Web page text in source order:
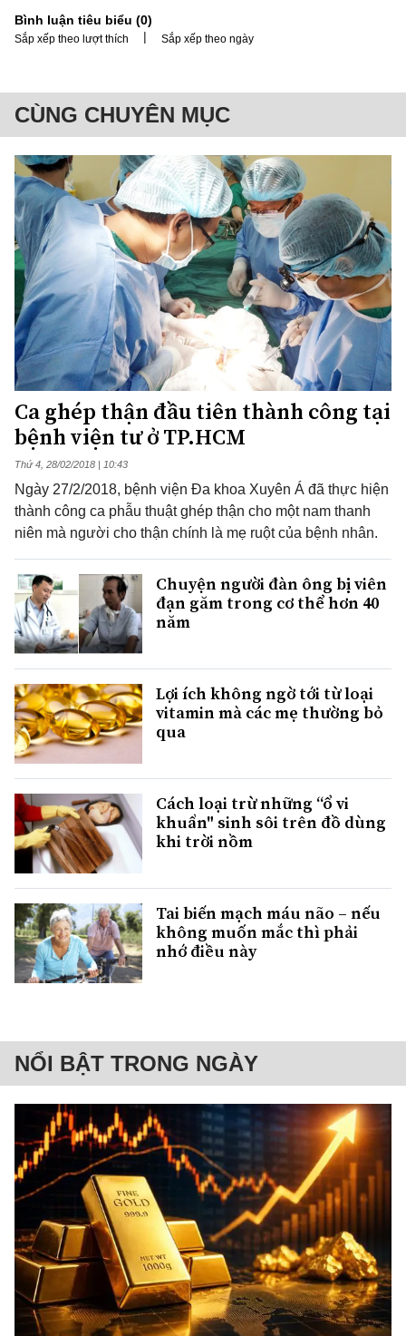
Bình luận tiêu biểu (0)
Sắp xếp theo lượt thích | Sắp xếp theo ngày
CÙNG CHUYÊN MỤC
Ca ghép thận đầu tiên thành công tại
bệnh viện tư ở TP.HCM
Thứ 4, 28/02/2018 | 10:43
Ngày 27/2/2018, bệnh viện Đa khoa Xuyên Á đã thực hiện
thành công ca phẫu thuật ghép thận cho một nam thanh
niên mà người cho thận chính là mẹ ruột của bệnh nhân.
Chuyện người đàn ông bị viên
đạn găm trong cơ thể hơn 40
năm
Lợi ích không ngờ tới từ loại
vitamin mà các mẹ thường bỏ
qua
Cách loại trừ những “ổ vi
khuẩn" sinh sôi trên đồ dùng
khi trời nồm
Tai biến mạch máu não – nếu
không muốn mắc thì phải
nhớ điều này
NỔI BẬT TRONG NGÀY